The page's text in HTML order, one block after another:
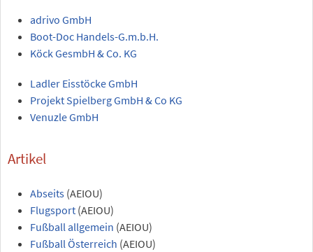
adrivo GmbH
Boot-Doc Handels-G.m.b.H.
Köck GesmbH & Co. KG
Ladler Eisstöcke GmbH
Projekt Spielberg GmbH & Co KG
Venuzle GmbH
Artikel
Abseits (AEIOU)
Flugsport (AEIOU)
Fußball allgemein (AEIOU)
Fußball Österreich (AEIOU)